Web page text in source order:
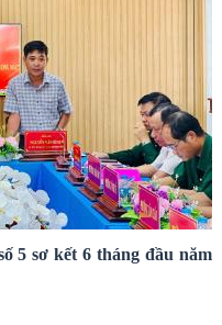
5 sơ kết 6 tháng đầu năm